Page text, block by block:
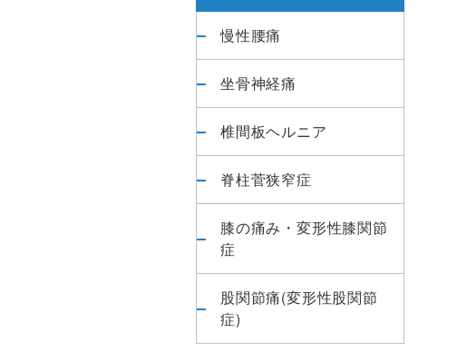
慢性腰痛
坐骨神経痛
椎間板ヘルニア
脊柱菅狭窄症
膝の痛み・変形性膝関節
症
股関節痛(変形性股関節
症)